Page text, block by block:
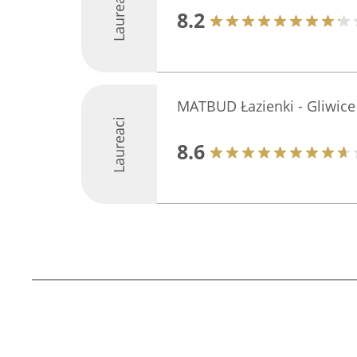
Laureaci 8.2
Laureaci
MATBUD Łazienki - Gliwice
8.6